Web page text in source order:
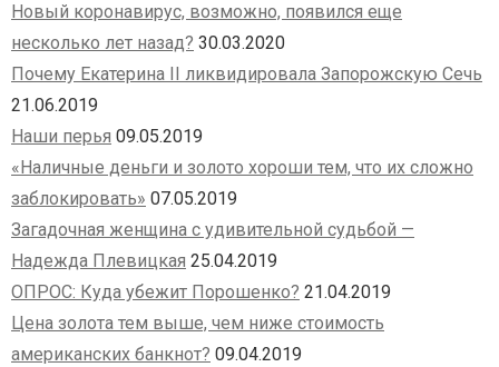
Новый коронавирус, возможно, появился еще
несколько лет назад? 30.03.2020
Почему Екатерина II ликвидировала Запорожскую Сечь
21.06.2019
Наши перья 09.05.2019
«Наличные деньги и золото хороши тем, что их сложно
заблокировать» 07.05.2019
Загадочная женщина с удивительной судьбой —
Надежда Плевицкая 25.04.2019
ОПРОС: Куда убежит Порошенко? 21.04.2019
Цена золота тем выше, чем ниже стоимость
американских банкнот? 09.04.2019